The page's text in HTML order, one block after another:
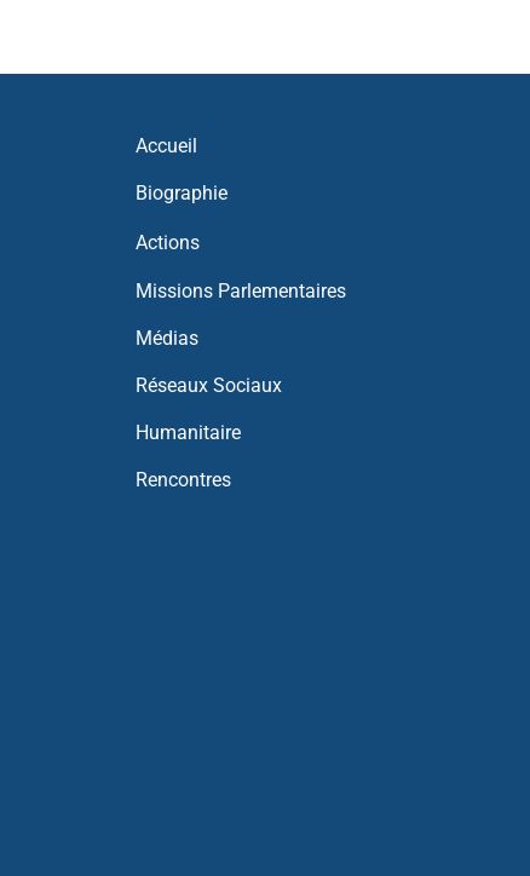
Accueil
Biographie
Actions
Missions Parlementaires
Médias
Réseaux Sociaux
Humanitaire
Rencontres